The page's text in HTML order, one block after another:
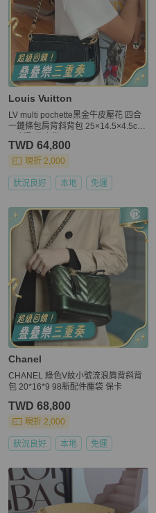
Louis Vuitton
LV multi pochette黑金牛皮壓花 四合
一鏈條包肩背斜背包 25×14.5×4.5cm
TWD 64,800
現折 2,000
狀況良好 本地 免運
Chanel
CHANEL 綠色V紋小號流浪肩背斜背
包 20*16*9 98新配件塵袋 保卡
TWD 68,800
現折 2,000
狀況良好 本地 免運